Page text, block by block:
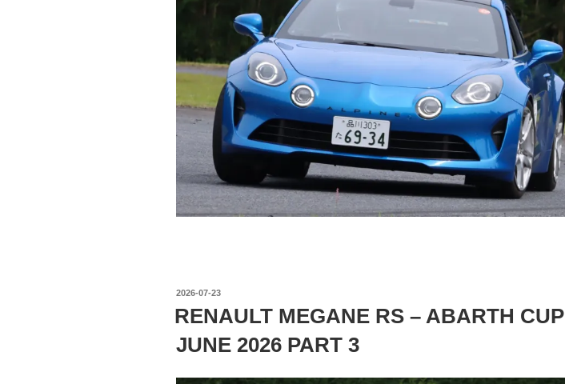
投
日:
2026-07-23
RENAULT MEGANE RS – ABARTH CUP
JUNE 2026 PART 3